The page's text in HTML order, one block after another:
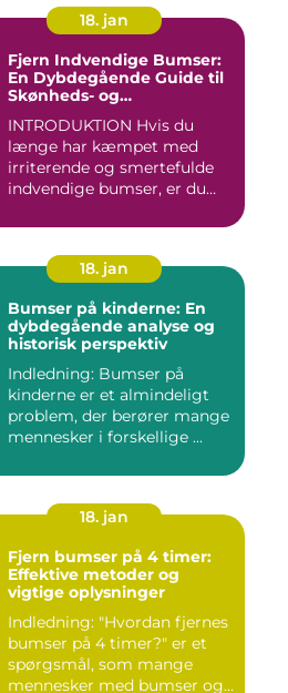
18. jan
Fjern Indvendige Bumser:
En Dybdegående Guide til
Skønheds- og
INTRODUKTION Hvis du
længe har kæmpet med
irriterende og smertefulde
indvendige bumser, er du
18. jan
Bumser på kinderne: En
dybdegående analyse og
historisk perspektiv
Indledning: Bumser på
kinderne er et almindeligt
problem, der berører mange
mennesker i forskellige ...
18. jan
Fjern bumser på 4 timer:
Effektive metoder og
vigtige oplysninger
Indledning: "Hvordan fjernes
bumser på 4 timer?" er et
spørgsmål, som mange
mennesker med bumser og...